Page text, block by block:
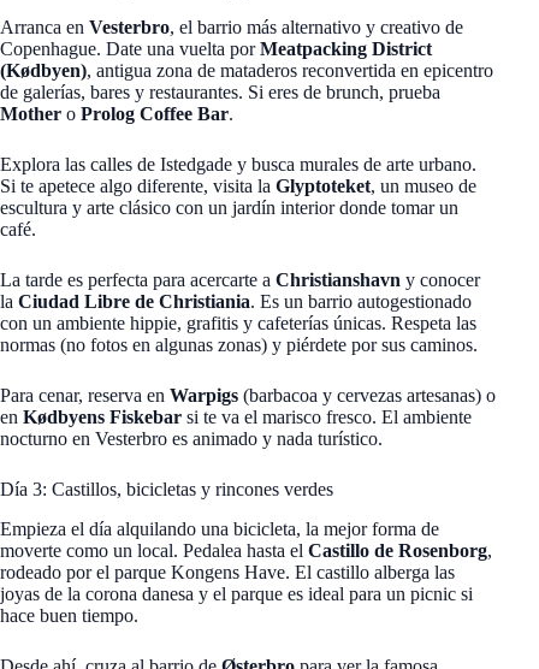
Arranca en Vesterbro, el barrio más alternativo y creativo de
Copenhague. Date una vuelta porMeatpacking District
(Kødbyen), antigua zona de mataderos reconvertida en epicentro
de galerías, bares y restaurantes. Si eres de brunch, prueba
Mother o Prolog Coffee Bar.
Explora las calles de Istedgade y busca murales de arte urbano.
Si te apetece algo diferente, visita la Glyptoteket, un museo de
escultura y arte clásico con un jardín interior donde tomar un
café.
La tarde es perfecta para acercarte a Christianshavn y conocer
la Ciudad Libre de Christiania. Es un barrio autogestionado
con un ambiente hippie, grafitis y cafeterías únicas. Respeta las
normas (no fotos en algunas zonas) y piérdete por sus caminos.
Para cenar, reserva en Warpigs (barbacoa y cervezas artesanas) o
en Kødbyens Fiskebar si te va el marisco fresco. El ambiente
nocturno en Vesterbro es animado y nada turístico.
Día 3: Castillos, bicicletas y rincones verdes
Empieza el día alquilando una bicicleta, la mejor forma de
moverte como un local. Pedalea hasta el Castillo de Rosenborg,
rodeado por el parque Kongens Have. El castillo alberga las
joyas de la corona danesa y el parque es ideal para un picnic si
hace buen tiempo.